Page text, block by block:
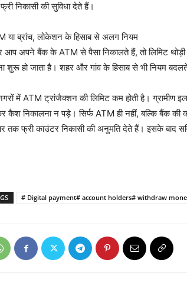
निकासी की सुविधा देते हैं।
या ब्रांच, लोकेशन के हिसाब से अलग नियम
आप अपने बैंक के ATM से पैसा निकालते हैं, तो लिमिट थोड़ी
शुरू हो जाता है। शहर और गांव के हिसाब से भी नियम
में ATM ट्रांजैक्शन की लिमिट कम होती है। ग्रामीण
कैश निकालना न पड़े। सिर्फ ATM ही नहीं, बल्कि बैंक की
तक फ्री काउंटर निकासी की अनुमति देते हैं। इसके बाद
# Digital payment# account holders# withdraw